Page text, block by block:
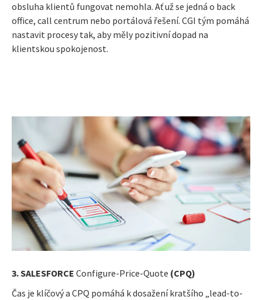
obsluha klientů fungovat nemohla. Ať už se jedná o back
office, call centrum nebo portálová řešení. CGI tým pomáhá
nastavit procesy tak, aby měly pozitivní dopad na
klientskou spokojenost.
3. SALESFORCE Configure-Price-Quote (CPQ)
Čas je klíčový a CPQ pomáhá k dosažení kratšího „lead-to-